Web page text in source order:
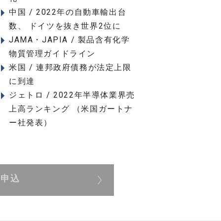
中国 / 2022年の自動車輸出台
数、 ドイツを抜き世界2位に
JAMA・JAPIA / 製品含有化学
物質管理ガイドライン
米国 / 連邦政府債務が法定上限
に到達
ジェトロ / 2022年半導体業界売
上高ランキング （米国ガートナ
ー社発表）
込